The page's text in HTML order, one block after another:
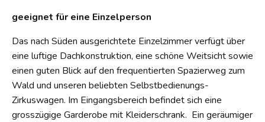
geeignet für eine Einzelperson
Das nach Süden ausgerichtete Einzelzimmer verfügt über
eine luftige Dachkonstruktion, eine schöne Weitsicht sowie
einen guten Blick auf den frequentierten Spazierweg zum
Wald und unseren beliebten Selbstbedienungs-
Zirkuswagen. Im Eingangsbereich befindet sich eine
grosszügige Garderobe mit Kleiderschrank. Ein geräumiger